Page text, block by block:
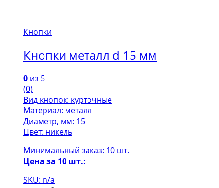
Кнопки
Кнопки металл d 15 мм
0 из 5
(0)
Вид кнопок: курточные
Материал: металл
Диаметр, мм: 15
Цвет: никель
Минимальный заказ: 10 шт.
Цена за 10 шт.:
SKU: n/a